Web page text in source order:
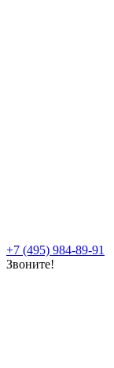
+7 (495) 984-89-91
Звоните!